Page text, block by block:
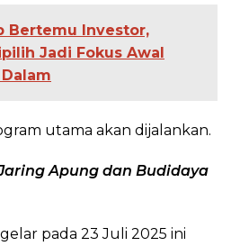
Bertemu Investor,
Jadi Fokus Awal
utama akan dijalankan.
Apung dan Budidaya
pada 23 Juli 2025 ini